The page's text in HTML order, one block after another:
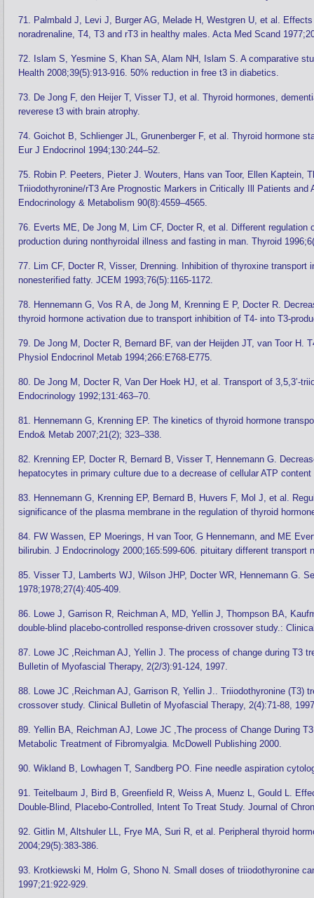
71. Palmbald J, Levi J, Burger AG, Melade H, Westgren U, et al.
noradrenaline, T4, T3 and rT3 in healthy males. Acta Med Scand
72. Islam S, Yesmine S, Khan SA, Alam NH, Islam S. A comparative
Health 2008;39(5):913-916. 50% reduction in free t3 in diabetics.
73. De Jong F, den Heijer T, Visser TJ, et al. Thyroid hormones,
reverese t3 with brain atrophy.
74. Goichot B, Schlienger JL, Grunenberger F, et al. Thyroid hormone
Eur J Endocrinol 1994;130:244–52.
75. Robin P. Peeters, Pieter J. Wouters, Hans van Toor, Ellen Kaptein,
Triiodothyronine/rT3 Are Prognostic Markers in Critically Ill Patients
Endocrinology & Metabolism 90(8):4559–4565.
76. Everts ME, De Jong M, Lim CF, Docter R, et al. Different
production during nonthyroidal illness and fasting in man. Thyroid
77. Lim CF, Docter R, Visser, Drenning. Inhibition of thyroxine
nonesterified fatty. JCEM 1993;76(5):1165-1172.
78. Hennemann G, Vos R A, de Jong M, Krenning E P, Docter R.
thyroid hormone activation due to transport inhibition of T4- into T3-
79. De Jong M, Docter R, Bernard BF, van der Heijden JT, van Toor
Physiol Endocrinol Metab 1994;266:E768-E775.
80. De Jong M, Docter R, Van Der Hoek HJ, et al. Transport of 3,5,3’-
Endocrinology 1992;131:463–70.
81. Hennemann G, Krenning EP. The kinetics of thyroid hormone
Endo& Metab 2007;21(2); 323–338.
82. Krenning EP, Docter R, Bernard B, Visser T, Hennemann G.
hepatocytes in primary culture due to a decrease of cellular ATP
83. Hennemann G, Krenning EP, Bernard B, Huvers F, Mol J, et al.
significance of the plasma membrane in the regulation of thyroid
84. FW Wassen, EP Moerings, H van Toor, G Hennemann, and ME
bilirubin. J Endocrinology 2000;165:599-606. pituitary different transport
85. Visser TJ, Lamberts WJ, Wilson JHP, Docter WR, Hennemann G.
1978;1978;27(4):405-409.
86. Lowe J, Garrison R, Reichman A, MD, Yellin J, Thompson BA,
double-blind placebo-controlled response-driven crossover study.:
87. Lowe JC ,Reichman AJ, Yellin J. The process of change during T3
Bulletin of Myofascial Therapy, 2(2/3):91-124, 1997.
88. Lowe JC ,Reichman AJ, Garrison R, Yellin J.. Triiodothyronine (T3)
crossover study. Clinical Bulletin of Myofascial Therapy, 2(4):71-88,
89. Yellin BA, Reichman AJ, Lowe JC ,The process of Change During
Metabolic Treatment of Fibromyalgia. McDowell Publishing 2000.
90. Wikland B, Lowhagen T, Sandberg PO. Fine needle aspiration
91. Teitelbaum J, Bird B, Greenfield R, Weiss A, Muenz L, Gould L.
Double-Blind, Placebo-Controlled, Intent To Treat Study. Journal of
92. Gitlin M, Altshuler LL, Frye MA, Suri R, et al. Peripheral thyroid
2004;29(5):383-386.
93. Krotkiewski M, Holm G, Shono N. Small doses of triiodothyronine
1997;21:922-929.